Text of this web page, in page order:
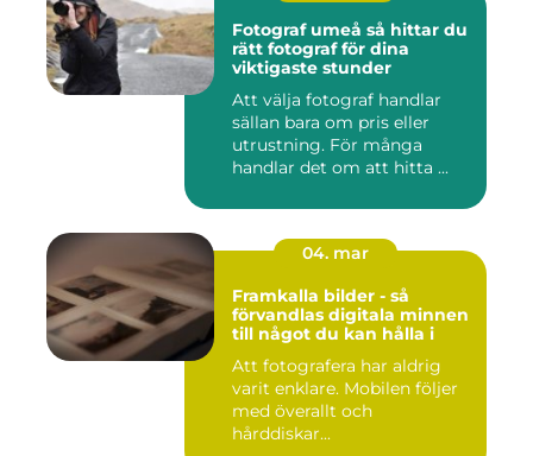
Fotograf umeå så hittar du
rätt fotograf för dina
viktigaste stunder
Att välja fotograf handlar
sällan bara om pris eller
utrustning. För många
handlar det om att hitta ...
04. mar
Framkalla bilder - så
förvandlas digitala minnen
till något du kan hålla i
Att fotografera har aldrig
varit enklare. Mobilen följer
med överallt och
hårddiskar...